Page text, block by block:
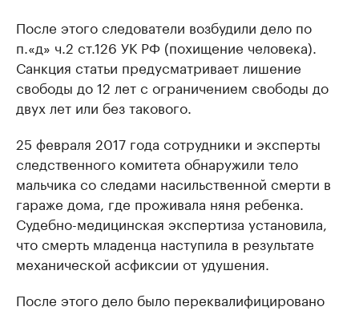
После этого следователи возбудили дело по
п.«д» ч.2 ст.126 УК РФ (похищение человека).
Санкция статьи предусматривает лишение
свободы до 12 лет с ограничением свободы до
двух лет или без такового.
25 февраля 2017 года сотрудники и эксперты
следственного комитета обнаружили тело
мальчика со следами насильственной смерти в
гараже дома, где проживала няня ребенка.
Судебно-медицинская экспертиза установила,
что смерть младенца наступила в результате
механической асфиксии от удушения.
После этого дело было переквалифицировано